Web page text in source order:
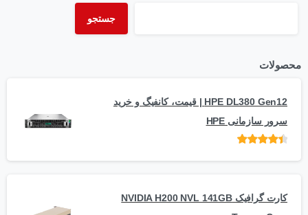
جستجو
محصولات
HPE DL380 Gen12 | قیمت، کانفیگ و خرید
سرور سازمانی HPE
کارت گرافیک NVIDIA H200 NVL 141GB